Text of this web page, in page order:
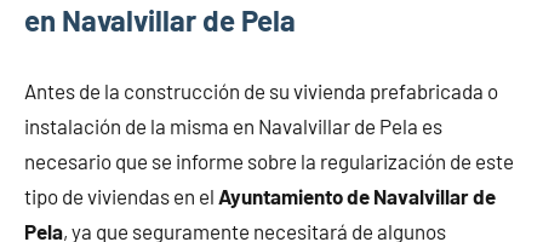
en Navalvillar de Pela
Antes de la construcción de su vivienda prefabricada o
instalación de la misma en Navalvillar de Pela es
necesario que se informe sobre la regularización de este
tipo de viviendas en el Ayuntamiento de Navalvillar de
Pela, ya que seguramente necesitará de algunos